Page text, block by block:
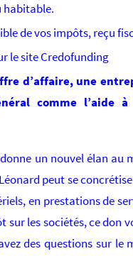
habitable.
de vos impôts, reçu
le site Credofunding
d’affaire, une
comme l’aide à
un nouvel élan au
peut se
en prestations de
les sociétés, ce don
des questions sur le